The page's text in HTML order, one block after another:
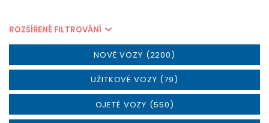
ROZŠÍŘENÉ FILTROVÁNÍ
NOVÉ VOZY (2200)
UŽITKOVÉ VOZY (79)
OJETÉ VOZY (550)